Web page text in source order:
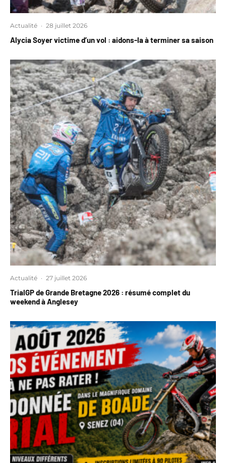
Actualité · 28 juillet 2026
Alycia Soyer victime d’un vol : aidons-la à terminer sa saison
Actualité · 27 juillet 2026
TrialGP de Grande Bretagne 2026 : résumé complet du
weekend à Anglesey